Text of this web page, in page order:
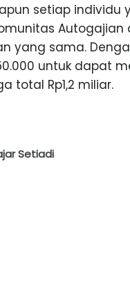
setiap individu
Autogajian
yang sama.
untuk dapat
total Rp1,2 miliar.
Setiadi